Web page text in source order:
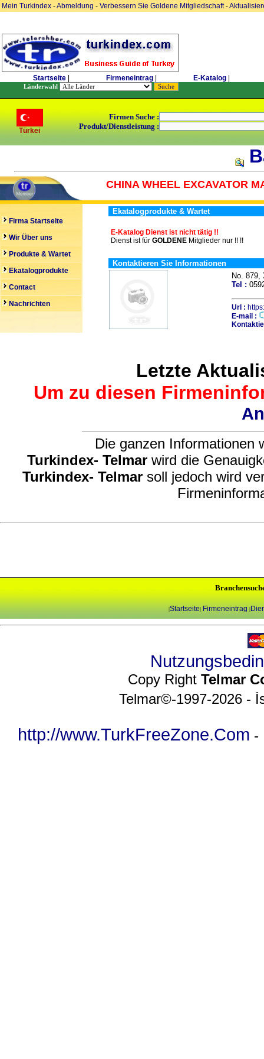
Mein Turkindex -Abmeldung- Verbessern Sie Goldene Mitgliedschaft-
Startseite Firmeneintrag E-Katalog
Länderwahl
Türkei
Firmen Suche :
Produkt/Dienstleistung :
CHINA WHEEL EXCAVATOR
Firma Startseite
Wir Über uns
Produkte & Wartet
Ekatalogprodukte
Contact
Nachrichten
Ekatalogprodukte & Wartet
E-Katalog Dienst ist nicht tätig !!
Dienst ist für GOLDENE Mitglieder nur !! !!
Kontaktieren Sie Informationen
No.
Tel :
Url :
E-mail :
Letzte
Um zu diesen
Die ganzen Informationen
Turkindex- Telmar wird die
Turkindex- Telmar soll jedoch wird
|Startseite| Firmeneintrag |
Copy Right Telmar
Telmar©-1997-2026 -
http://www.TurkFreeZone.Com -